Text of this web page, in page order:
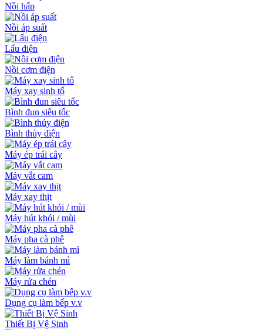
Nồi hấp
Nồi áp suất
Lẩu điện
Nồi cơm điện
Máy xay sinh tố
Bình đun siêu tốc
Bình thủy điện
Máy ép trái cây
Máy vắt cam
Máy xay thịt
Máy hút khói / mùi
Máy pha cà phê
Máy làm bánh mì
Máy rửa chén
Dụng cụ làm bếp v.v
Thiết Bị Vệ Sinh